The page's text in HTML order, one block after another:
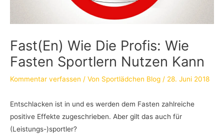
Fast(en) Wie Die Profis: Wie
Fasten Sportlern Nutzen Kann
Kommentar verfassen / Von Sportlädchen Blog / 28. Juni 2018
Entschlacken ist in und es werden dem Fasten zahlreiche
positive Effekte zugeschrieben. Aber gilt das auch für
(Leistungs-)sportler?